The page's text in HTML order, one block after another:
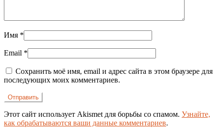
Имя *
Email *
Сохранить моё имя, email и адрес сайта в этом браузере для
последующих моих комментариев.
Этот сайт использует Akismet для борьбы со спамом. Узнайте,
как обрабатываются ваши данные комментариев.